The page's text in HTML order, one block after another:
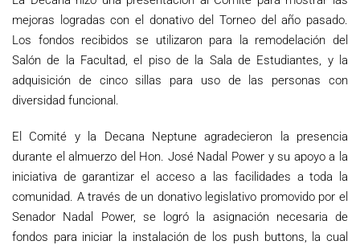
mejoras logradas con el donativo del Torneo del año pasado.
Los fondos recibidos se utilizaron para la remodelación del
Salón de la Facultad, el piso de la Sala de Estudiantes, y la
adquisición de cinco sillas para uso de las personas con
diversidad funcional.
El Comité y la Decana Neptune agradecieron la presencia
durante el almuerzo del Hon. José Nadal Power y su apoyo a la
iniciativa de garantizar el acceso a las facilidades a toda la
comunidad. A través de un donativo legislativo promovido por el
Senador Nadal Power, se logró la asignación necesaria de
fondos para iniciar la instalación de los push buttons, la cual